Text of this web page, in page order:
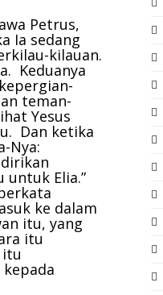
Petrus,
Ia sedang
kilauan.
Keduanya
teman-
Yesus
Dan ketika
Nya:
Elia.”
ke dalam
itu, yang
itu